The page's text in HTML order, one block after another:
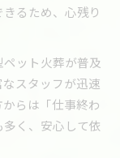
るため、心残り
ット火葬が普及
スタッフが迅速
らは「仕事終わ
く、安心して依